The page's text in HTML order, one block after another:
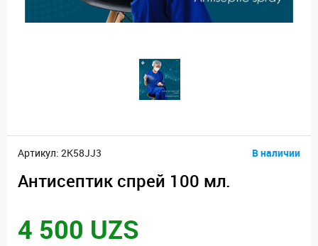
Артикул: 2K58JJ3 В наличии
Антисептик спрей 100 мл.
4 500 UZS